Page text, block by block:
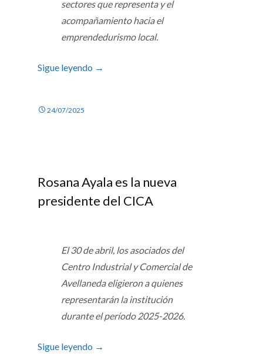
sectores que representa y el
acompañamiento hacia el
emprendedurismo local.
Sigue leyendo →
24/07/2025
Rosana Ayala es la nueva
presidente del CICA
El 30 de abril, los asociados del
Centro Industrial y Comercial de
Avellaneda eligieron a quienes
representarán la institución
durante el período 2025-2026.
Sigue leyendo →